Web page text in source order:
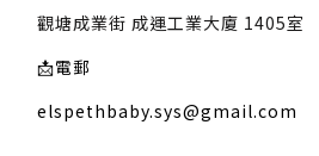
觀塘成業街 成運工業大廈 1405室
📩電郵
elspethbaby.sys@gmail.com